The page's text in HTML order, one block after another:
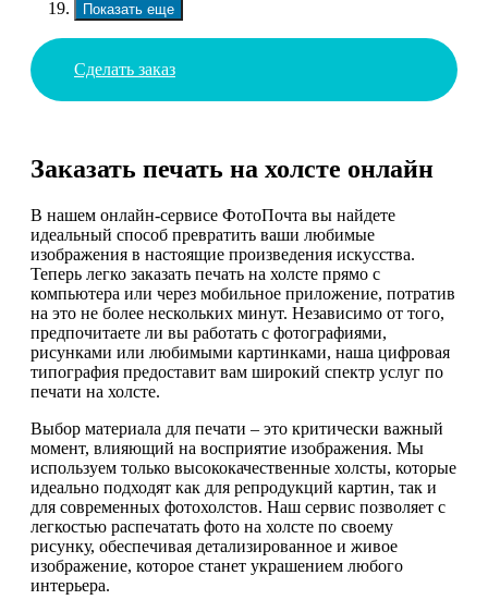
Показать еще
Сделать заказ
Заказать печать на холсте онлайн
В нашем онлайн-сервисе ФотоПочта вы найдете
идеальный способ превратить ваши любимые
изображения в настоящие произведения искусства.
Теперь легко заказать печать на холсте прямо с
компьютера или через мобильное приложение, потратив
на это не более нескольких минут. Независимо от того,
предпочитаете ли вы работать с фотографиями,
рисунками или любимыми картинками, наша цифровая
типография предоставит вам широкий спектр услуг по
печати на холсте.
Выбор материала для печати – это критически важный
момент, влияющий на восприятие изображения. Мы
используем только высококачественные холсты, которые
идеально подходят как для репродукций картин, так и
для современных фотохолстов. Наш сервис позволяет с
легкостью распечатать фото на холсте по своему
рисунку, обеспечивая детализированное и живое
изображение, которое станет украшением любого
интерьера.